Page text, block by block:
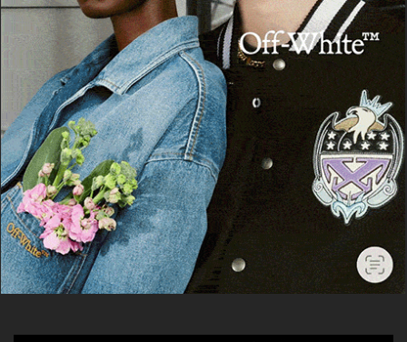
Non inviamo spam! Leggi la nostra
Informativa sulla privacyper avere maggiori
informazioni.
Accetto laPrivacy Policy